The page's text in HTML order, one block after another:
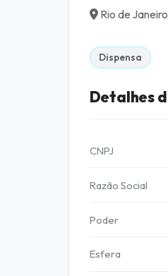
Rio de
Dispensa
Detalhes
CNPJ
Razão Social
Poder
Esfera